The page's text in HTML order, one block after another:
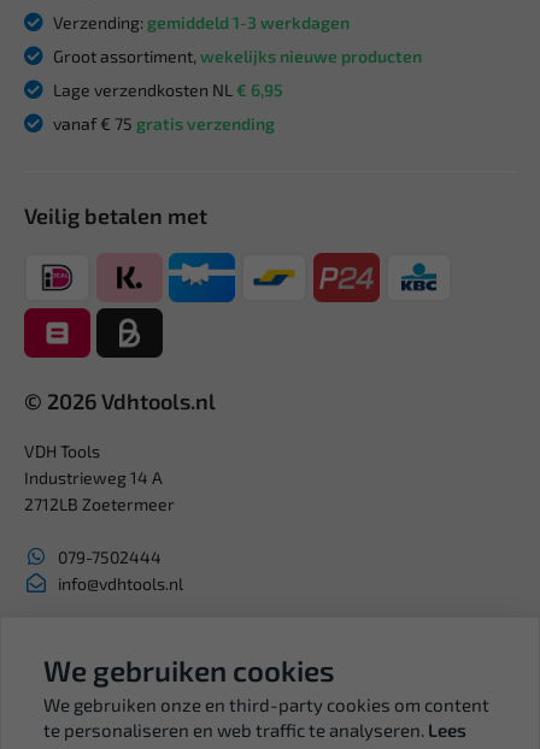
Verzending: gemiddeld 1-3 werkdagen
Groot assortiment, wekelijks nieuwe producten
Lage verzendkosten NL € 6,95
vanaf € 75 gratis verzending
Veilig betalen met
© 2026 Vdhtools.nl
VDH Tools
Industrieweg 14 A
2712LB Zoetermeer
079-7502444
info@vdhtools.nl
BTW: NL819958657B01
We gebruiken cookies
We gebruiken onze en third-party cookies om content
te personaliseren en web traffic te analyseren. Lees